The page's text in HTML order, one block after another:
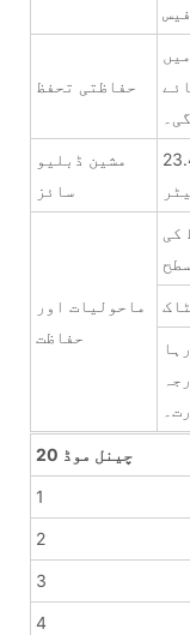
حفاظتی تحفظ
گی۔
مشین ڈبلیو
سائز
ملی
ماحولیات اور
حفاظت
کی
سطح
20 چینل موڈ
1
2
3
4